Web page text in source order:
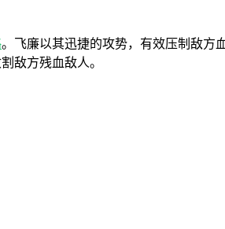
。飞廉以其迅捷的攻势，有效压制敌方
敌方残血敌人。